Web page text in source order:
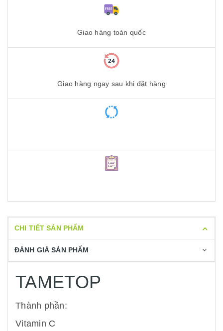
Giao hàng toàn quốc
Giao hàng ngay sau khi đặt hàng
CHI TIẾT SẢN PHẨM
ĐÁNH GIÁ SẢN PHẨM
TAMETOP
Thành phần:
Vitamin C